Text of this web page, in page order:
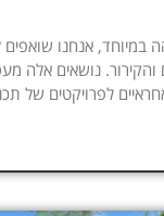
במיוחד, אנחנו שואפים
והקירור. נושאים אלה
לפרויקטים של